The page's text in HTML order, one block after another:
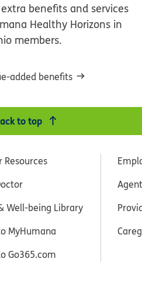
benefits and services
Healthy Horizons in
members.
added benefits
to top
Resources
Well-being Library
MyHumana
Go365.com